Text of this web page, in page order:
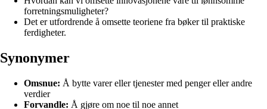
forretningsmuligheter?
Det er utfordrende å omsette teoriene fra bøker til praktiske
ferdigheter.
Synonymer
Omsnue: Å bytte varer eller tjenester med penger eller andre
verdier
Forvandle: Å gjøre om noe til noe annet